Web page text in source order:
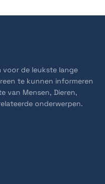
voor de leukste lange
te kunnen informeren
van Mensen, Dieren,
onderwerpen.